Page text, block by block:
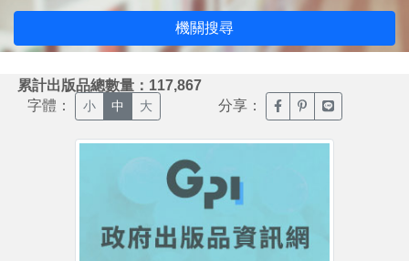
機關搜尋
累計出版品總數量：117,867
字體： 小 中 大 分享： 臉書分享(另開新視窗)
噗浪分享(另開新
Line分享(另